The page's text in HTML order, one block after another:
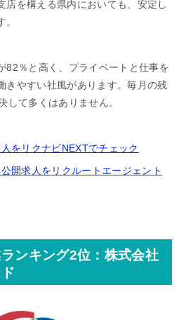
店を構える県内においても、安定し
82％と高く、プライベートと仕事を
きやすい社風があります。毎月の残
して多くはありません。
をリクナビNEXTでチェック
開求人をリクルートエージェント
ンキング2位：株式会社